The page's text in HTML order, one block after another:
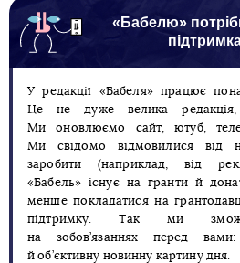
«Бабелю»
У редакції «Бабеля» працює
Це не дуже велика
Ми оновлюємо сайт, ютуб,
Ми свідомо відмовилися від
заробити (наприклад, від
«Бабель» існує на гранти й
менше покладатися на
підтримку. Так ми
на зобов’язаннях перед
й об’єктивну новинну картину дня.